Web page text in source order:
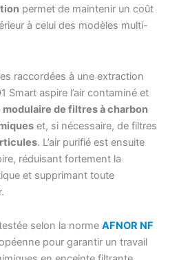
permet de maintenir un coût
à celui des modèles multi-
raccordées à une extraction
Smart aspire l’air contaminé et
de filtres à charbon
et, si nécessaire, de filtres
. L’air purifié est ensuite
réduisant fortement la
et supprimant toute
selon la norme AFNOR NF
pour garantir un travail